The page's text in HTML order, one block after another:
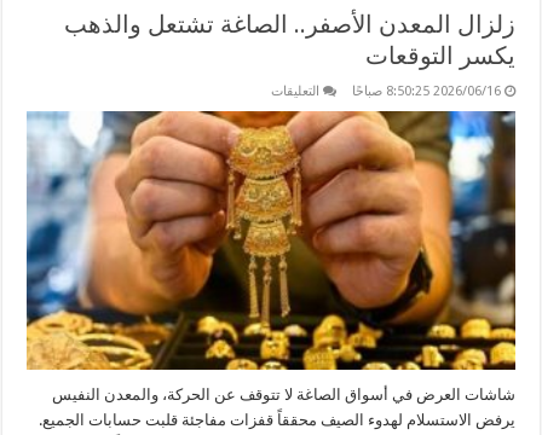
زلزال المعدن الأصفر.. الصاغة تشتعل والذهب
يكسر التوقعات
2026/06/16 8:50:25 صباحًا التعليقات
المعدن
الأصفر..
الصاغة
تشتعل
والذهب
يكسر
التوقعات
مغلقة
شاشات العرض في أسواق الصاغة لا تتوقف عن الحركة، والمعدن النفيس
يرفض الاستسلام لهدوء الصيف محققاً قفزات مفاجئة قلبت حسابات الجميع.